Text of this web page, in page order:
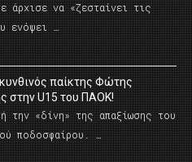
άρχισε να «ζεσταίνει τις
ενόψει …
παίκτης Φώτης
στην U15 του ΠΑΟΚ!
την «δίνη» της απαξίωσης του
ποδοσφαίρου. …